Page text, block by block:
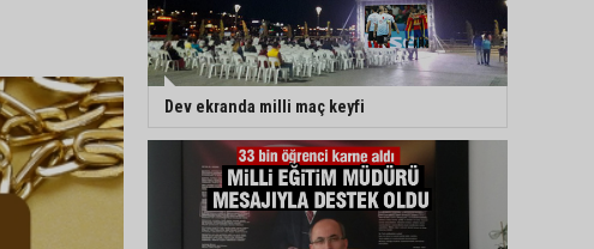
Dev ekranda milli maç keyfi